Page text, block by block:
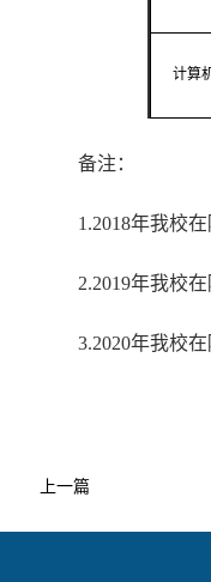
计算
备注：
1.2018年我校
2.2019年我校
3.2020年我校
上一篇